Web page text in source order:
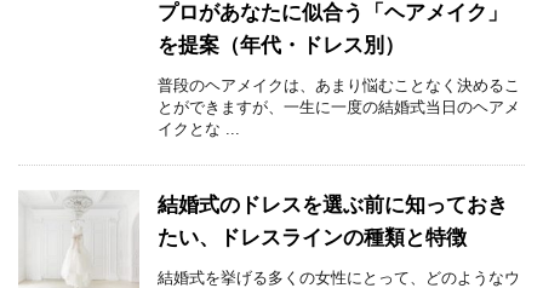
プロがあなたに似合う「ヘアメイク」
を提案（年代・ドレス別）
普段のヘアメイクは、あまり悩むことなく決めるこ
とができますが、一生に一度の結婚式当日のヘアメ
イクとな ...
結婚式のドレスを選ぶ前に知っておき
たい、ドレスラインの種類と特徴
結婚式を挙げる多くの女性にとって、どのようなウ